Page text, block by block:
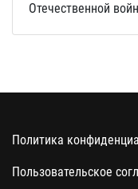
Отечественной
Политика
Пользовательское